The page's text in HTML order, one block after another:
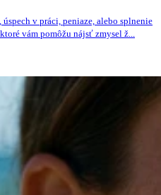
v práci, peniaze, alebo splnenie
vám pomôžu nájsť zmysel ž...